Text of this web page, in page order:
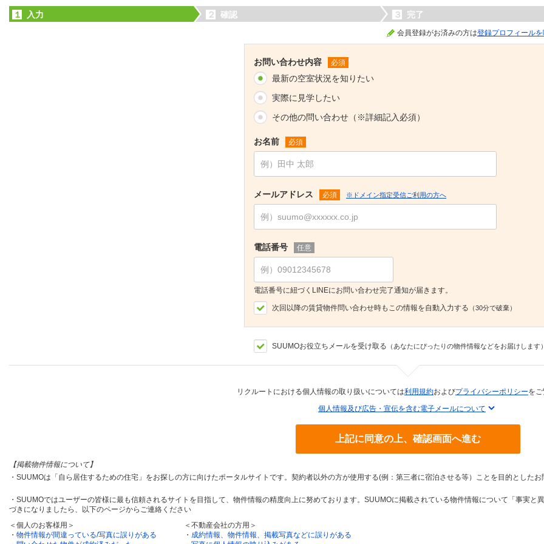
１ 入力 ２ 確認 ３ 完了
会員登録がお済みの方は登録プロフィール
お問い合わせ内容 必須
最新の空室状況を知りたい
実際に見学したい
その他の問い合わせ（※詳細記入必須）
お名前 必須
メールアドレス 必須 ※ドメイン指定受信ご利用の方へ
電話番号 任意
電話番号に紐づくLINEにお問い合わせ完了通知が届きます。
次回以降の賃貸物件問い合わせ時もこの情報を自動入力する （30分で破棄）
SUUMOお役立ちメールを受け取る （あなたにぴったりの物件情報などをお届けします
リクルートにおける個人情報の取り扱いについては利用規約およびプライバシーポリシーを
個人情報及び広告・宣伝を含む電子メールについて
上記に同意の上、確認画面へ進む
【掲載物件情報について】
・SUUMOは「自ら居住するための住宅」をお探しの方に向けたポータルサイトです。契約者以外の方が使用する(例：第三者に宿泊させる等）ことを目的とした
・SUUMOではユーザーの皆様に最も信頼されるサイトを目指して、物件情報の精度向上に努めております。SUUMOに掲載されている物件情報について「事実
づきになりましたら、以下のページからご連絡ください
＜個人のお客様用＞
・ 物件情報が間違っている/写真に誤りがある
＜不動産会社の方用＞
・ 成約情報、物件情報、掲載写真などに誤りがある